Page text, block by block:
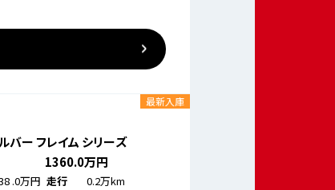
バー フレイム シリーズ
1360.0万円
.0万円 走行
0.2万km
最新入庫